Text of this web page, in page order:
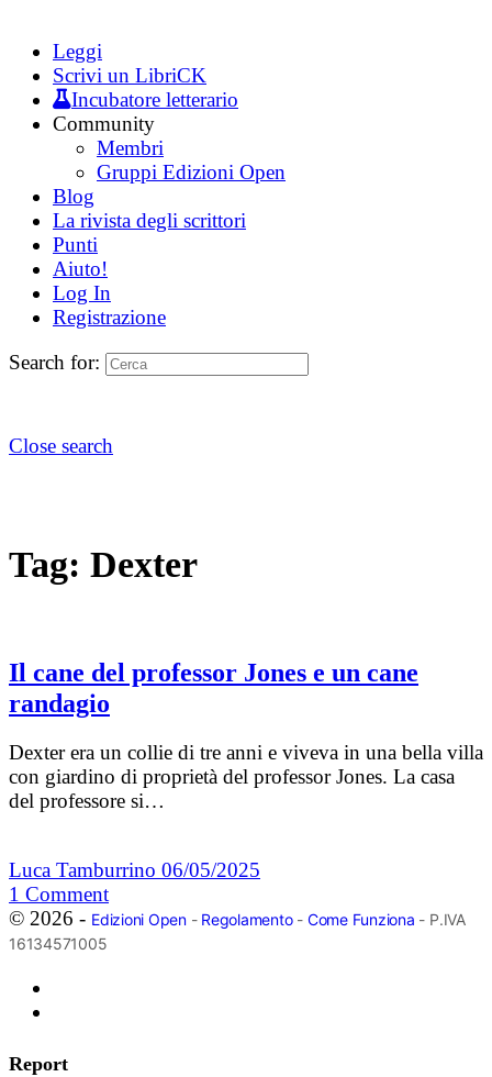
Leggi
Scrivi un LibriCK
Incubatore letterario
Community
Membri
Gruppi Edizioni Open
Blog
La rivista degli scrittori
Punti
Aiuto!
Log In
Registrazione
Search for:
Close search
Tag: Dexter
Il cane del professor Jones e un cane
randagio
Dexter era un collie di tre anni e viveva in una bella villa
con giardino di proprietà del professor Jones. La casa
del professore si…
Luca Tamburrino 06/05/2025
1 Comment
© 2026 - Edizioni Open- Regolamento- Come Funziona - P.IVA
16134571005
Report